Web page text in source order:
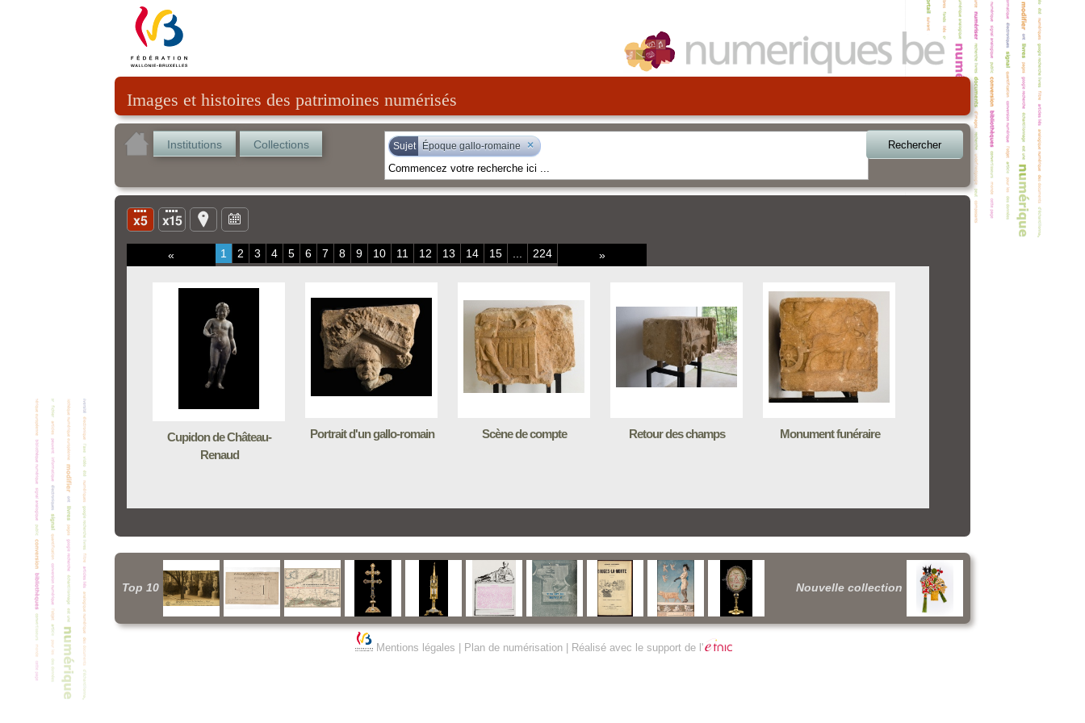
Images et histoires des patrimoines numérisés
Institutions Collections Sujet Époque gallo-romaine × Rechercher
« 1 2 3 4 5 6 7 8 9 10 11 12 13 14 15 224 »
Cupidon de Château-
Renaud
Portrait d'un gallo-romain Scène de compte Retour des champs Monument funéraire
Top 10 Nouvelle collection
Mentions légales Plan de numérisation| Réalisé avec le support de l'